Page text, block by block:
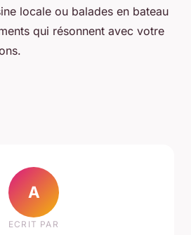
locale ou balades en bateau
qui résonnent avec votre
A
ECRIT PAR